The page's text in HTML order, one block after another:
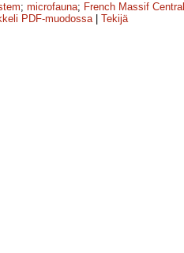
; microfauna; French Massif Central
PDF-muodossa| Tekijä